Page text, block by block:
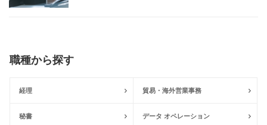
職種から探す
経理 貿易・海外営業事務
秘書 データ オペレーション